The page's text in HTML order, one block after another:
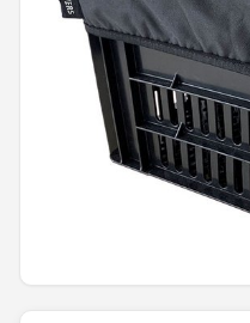
Shop
POPULAIRE MERKEN
AXA